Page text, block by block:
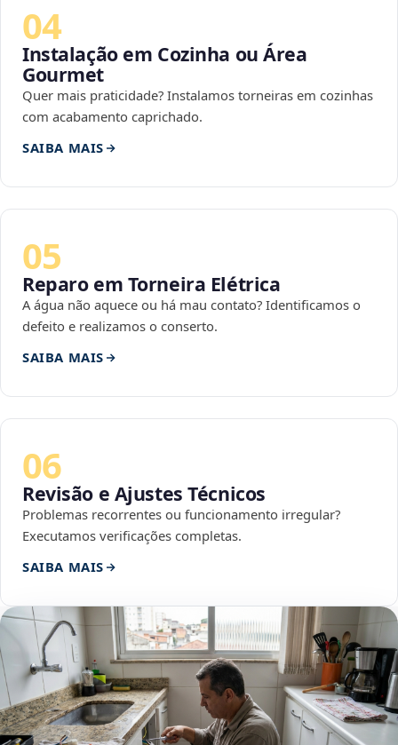
04
Instalação em Cozinha ou Área
Gourmet
Quer mais praticidade? Instalamos torneiras em cozinhas
com acabamento caprichado.
SAIBA MAIS
05
Reparo em Torneira Elétrica
A água não aquece ou há mau contato? Identificamos o
defeito e realizamos o conserto.
SAIBA MAIS
06
Revisão e Ajustes Técnicos
Problemas recorrentes ou funcionamento irregular?
Executamos verificações completas.
SAIBA MAIS